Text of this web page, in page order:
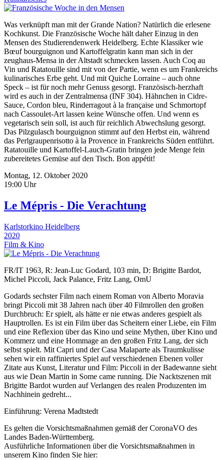
Was verknüpft man mit der Grande Nation? Natürlich die erlesene
Kochkunst. Die Französische Woche hält daher Einzug in den
Mensen des Studierendenwerk Heidelberg. Echte Klassiker wie
Bœuf bourguignon und Kartoffelgratin kann man sich in der
zeughaus-Mensa in der Altstadt schmecken lassen. Auch Coq au
Vin und Ratatouille sind mit von der Partie, wenn es um Frankreichs
kulinarisches Erbe geht. Und mit Quiche Lorraine – auch ohne
Speck – ist für noch mehr Genuss gesorgt. Französisch-herzhaft
wird es auch in der Zentralmensa (INF 304). Hähnchen in Cidre-
Sauce, Cordon bleu, Rinderragout à la française und Schmortopf
nach Cassoulet-Art lassen keine Wünsche offen. Und wenn es
vegetarisch sein soll, ist auch für reichlich Abwechslung gesorgt.
Das Pilzgulasch bourguignon stimmt auf den Herbst ein, während
das Perlgraupenrisotto à la Provence in Frankreichs Süden entführt.
Ratatouille und Kartoffel-Lauch-Gratin bringen jede Menge fein
zubereitetes Gemüse auf den Tisch. Bon appétit!
Montag, 12. Oktober 2020
19:00 Uhr
Le Mépris - Die Verachtung
Karlstorkino Heidelberg
2020
Film & Kino
FR/IT 1963, R: Jean-Luc Godard, 103 min, D: Brigitte Bardot,
Michel Piccoli, Jack Palance, Fritz Lang, OmU
Godards sechster Film nach einem Roman von Alberto Moravia
bringt Piccoli mit 38 Jahren nach über 40 Filmrollen den großen
Durchbruch: Er spielt, als hätte er nie etwas anderes gespielt als
Hauptrollen. Es ist ein Film über das Scheitern einer Liebe, ein Film
und eine Reflexion über das Kino und seine Mythen, über Kino und
Kommerz und eine Hommage an den großen Fritz Lang, der sich
selbst spielt. Mit Capri und der Casa Malaparte als Traumkulisse
sehen wir ein raffiniertes Spiel auf verschiedenen Ebenen voller
Zitate aus Kunst, Literatur und Film: Piccoli in der Badewanne sieht
aus wie Dean Martin in Some came running. Die Nacktszenen mit
Brigitte Bardot wurden auf Verlangen des realen Produzenten im
Nachhinein gedreht...
Einführung: Verena Madtstedt
Es gelten die Vorsichtsmaßnahmen gemäß der CoronaVO des
Landes Baden-Württemberg.
Ausführliche Informationen über die Vorsichtsmaßnahmen in
unserem Kino finden Sie hier: